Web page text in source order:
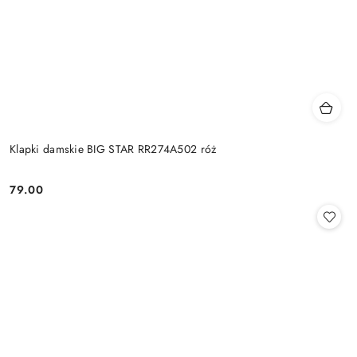
Klapki damskie BIG STAR RR274A502 róż
Cena:
79.00